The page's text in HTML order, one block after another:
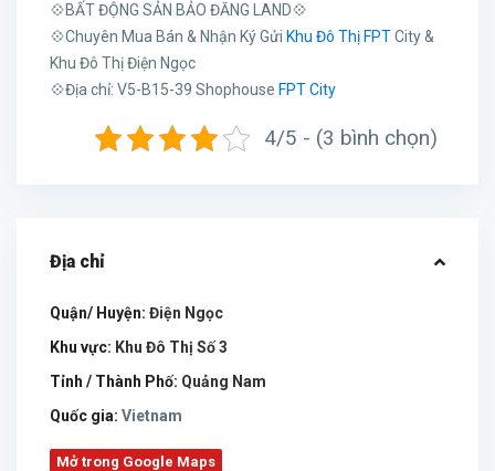
💠BẤT ĐỘNG SẢN BẢO ĐĂNG LAND💠
💠Chuyên Mua Bán & Nhận Ký Gửi Khu Đô Thị FPTCity &
Khu Đô Thị Điện Ngọc
💠Địa chỉ: V5-B15-39 Shophouse FPT City
4/5 - (3 bình chọn)
Địa chỉ
Quận/ Huyện: Điện Ngọc
Khu vực: Khu Đô Thị Số 3
Tỉnh / Thành Phố: Quảng Nam
Quốc gia: Vietnam
Mở trong Google Maps